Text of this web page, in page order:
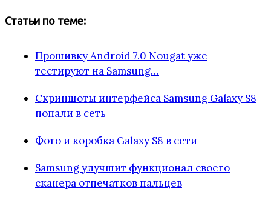
Статьи по теме:
Прошивку Android 7.0 Nougat уже
тестируют на Samsung…
Скриншоты интерфейса Samsung Galaxy S8
попали в сеть
Фото и коробка Galaxy S8 в сети
Samsung улучшит функционал своего
сканера отпечатков пальцев